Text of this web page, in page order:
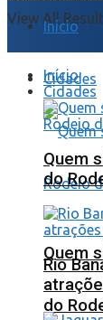
View All Result
Início
Cidades
Quem
do
Início
Cidades
Quem
do
Rio